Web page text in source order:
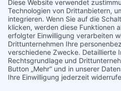
Starterliste Triple 2026
Starterliste Double 2026
Starterliste 24h-Lauf
Programm 2026
Ergebnisse 2026
Sponsoren
Statistik
Anmeldung
Ausschreibung Duathlon